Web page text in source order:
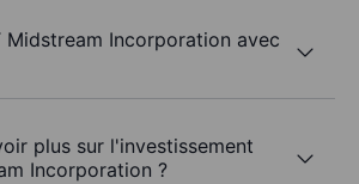
Midstream Incorporation avec
plus sur l'investissement
Incorporation ?